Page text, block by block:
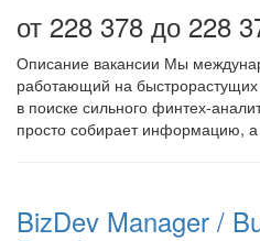
от 228 378 до 228
Описание вакансии Мы
работающий на
в поиске сильного финтех-
просто собирает информацию,
BizDev Manager /